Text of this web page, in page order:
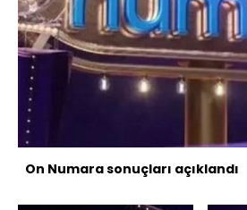
On Numara sonuçları açıklandı